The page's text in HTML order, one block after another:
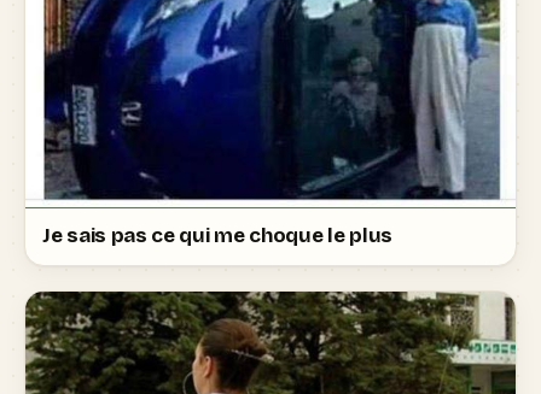
Je sais pas ce qui me choque le plus